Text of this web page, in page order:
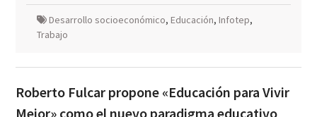
Desarrollo socioeconómico, Educación, Infotep,
Trabajo
Roberto Fulcar propone «Educación para Vivir
Mejor» como el nuevo paradigma educativo